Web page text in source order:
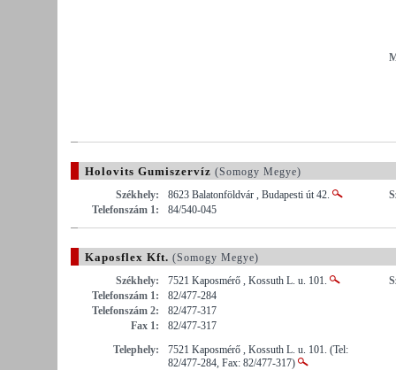
Holovits Gumiszervíz (Somogy Megye)
Székhely:
8623 Balatonföldvár , Budapesti út 42.
Telefonszám 1:
84/540-045
Kaposflex Kft. (Somogy Megye)
Székhely:
7521 Kaposmérő , Kossuth L. u. 101.
Telefonszám 1:
82/477-284
Telefonszám 2:
82/477-317
Fax 1:
82/477-317
Telephely:
7521 Kaposmérő , Kossuth L. u. 101. (Tel:
82/477-284, Fax: 82/477-317)